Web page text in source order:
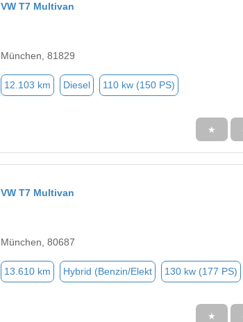
VW T7 Multivan
München, 81829
12.103 km Diesel 110 kw (150 PS)
★
VW T7 Multivan
München, 80687
13.610 km Hybrid (Benzin/Elekt 130 kw (177 PS)
★